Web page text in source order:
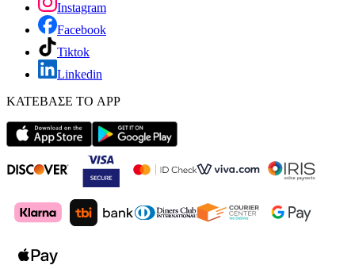
Instagram
Facebook
Tiktok
Linkedin
ΚΑΤΕΒΑΣΕ ΤΟ APP